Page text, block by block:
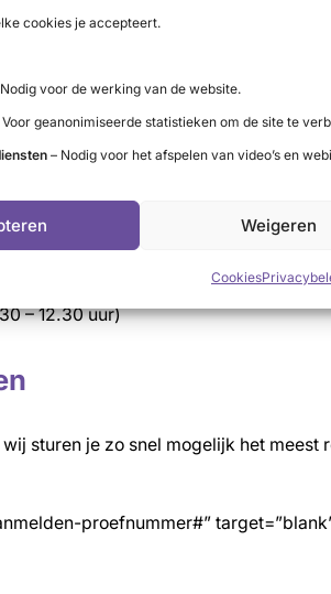
cookies je accepteert.
voor de werking van de website.
Voor geanonimiseerde statistieken om de site te
– Nodig voor het afspelen van video’s en
Weigeren
Cookies
van de patiëntenorganisatie
word-donateur/”
– 12.30 uur)
sturen je zo snel mogelijk het
proefnummer#”